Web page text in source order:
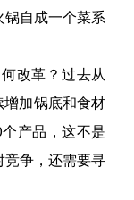
自成一个菜系
改革？过去从
加锅底和食材
产品，这不是
争，还需要寻